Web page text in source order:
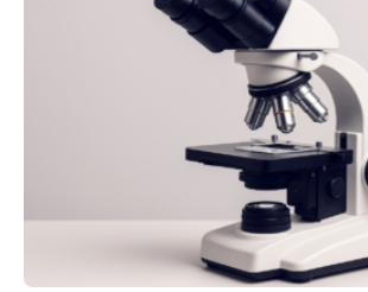
Schlaganfallforschung, um die
Betroffenen zu verbessern. Dazu
diesem Jahr wieder deutschlandweit
Preis aus. Er richtet sich gezielt an
Forscherinnen und Forscher unter 40
werden soll eine herausragende
hochrangige wissenschaftliche